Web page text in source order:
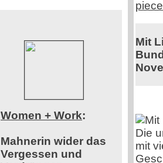
Women + Work:
Mahnerin wider das
Vergessen und
Mit
Die
mit